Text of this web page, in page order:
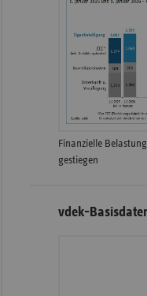
Finanzielle
gestiegen
vdek-